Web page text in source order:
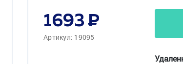
1693
Артикул: 19095